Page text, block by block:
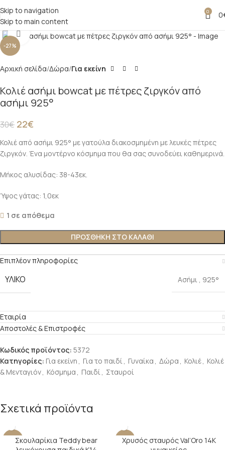
Skip to navigation
Skip to main content
0 0
-27%
Click to enlarge
Αρχική σελίδα Δώρα Για εκείνη
Κολιέ ασήμι bowcat με πέτρες ζιργκόν από
ασήμι 925°
30€ 22€
Κολιέ από ασήμι 925° με γατούλα διακοσμημένη με λευκές πέτρες
ζιργκόν. Ένα μοντέρνο κόσμημα που θα σας συνοδεύει καθημερινά.
Μήκος αλυσίδας: 38-43εκ.
Ύψος γάτας: 1,0εκ
1 σε απόθεμα
ΠΡΟΣΘΉΚΗ ΣΤΟ ΚΑΛΆΘΙ
Επιπλέον πληροφορίες
ΥΛΙΚΌ Ασήμι , 925°
Εταιρία
Αποστολές & Επιστροφές
Κωδικός προϊόντος: 5372
Κατηγορίες: Για εκείνη , Για το παιδί, Γυναίκα , Δώρα , Κολιέ, Κολιέ
& Μενταγιόν, Κόσμημα , Παιδί, Σταυροί
Σχετικά προϊόντα
-30%Σκουλαρίκια Teddy bear
-14%
Χρυσός σταυρός Val’Oro 14Κ